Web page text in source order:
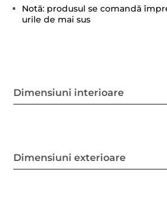
Notă: produsul se comandă
urile de mai sus
Dimensiuni interioare
Dimensiuni exterioare